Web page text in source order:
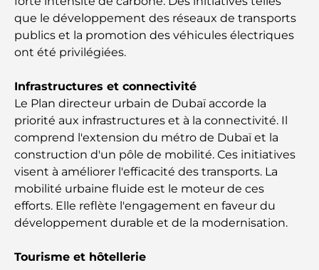
Restaurants italiens du centre-ville de Dubaï : un
avant-goût d'Italie au cœur de la ville
Le guide ultime des restaurants gastronomiques
Découvrez les meilleurs petits-déjeuners de
Hôpitaux publics à Dubaï : des soins de santé
complets pour tous
que le développement des réseaux de transports
publics et la promotion des véhicules électriques
ont été privilégiées.
Infrastructures et connectivité
Le Plan directeur urbain de Dubaï accorde la
priorité aux infrastructures et à la connectivité. Il
comprend l'extension du métro de Dubaï et la
construction d'un pôle de mobilité. Ces initiatives
visent à améliorer l'efficacité des transports. La
mobilité urbaine fluide est le moteur de ces
efforts. Elle reflète l'engagement en faveur du
développement durable et de la modernisation.
Tourisme et hôtellerie